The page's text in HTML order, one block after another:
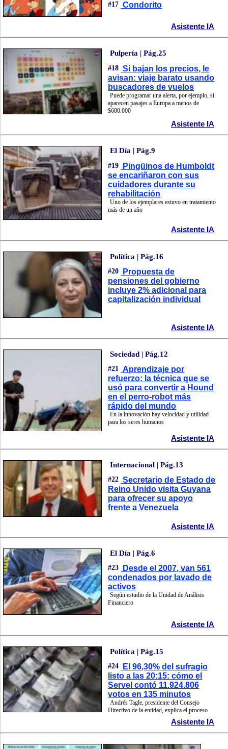
#17 Condorito
Asistente IA
Pulpería | Pág.25
#18 Si bajan los precios, le
avisan: viaje barato usando
buscadores de vuelos
Puede programar una alerta, por ejemplo, si
aparecen pasajes a Europa a menos de
$600.000
Asistente IA
El Día | Pág.9
#19
Pingüinos de Humboldt
se encariñaron con sus
cuidadores durante su
rehabilitación
Uno de los ejemplares estuvo en tratamiento
más de un año
Asistente IA
Política | Pág.16
#20
Propuesta de
pensiones del gobierno
incluye 2% adicional para
capitalización individual
Asistente IA
Sociedad | Pág.12
#21 Aprendizaje por
refuerzo: la técnica que se
usó para convertir a Hound
en el perro-robot más
rápido del mundo
En la innovación hay velocidad y utilidad
para los seres humanos
Asistente IA
Internacional | Pág.13
#22 Secretario de Estado de
Reino Unido visita Guyana
para ofrecer su apoyo
frente a Venezuela
Asistente IA
El Día | Pág.6
#23
Desde el 2007, van 561
condenados por lavado de
activos
Según estudio de la Unidad de Análisis
Financiero
Asistente IA
Política | Pág.15
#24
El 96,30% del sufragio
listo a las 20:15: cómo el
Servel contó 11.924.806
votos en 135 minutos
Andrés Tagle, presidente del Consejo
Directivo de la entidad, explica el proceso
Asistente IA